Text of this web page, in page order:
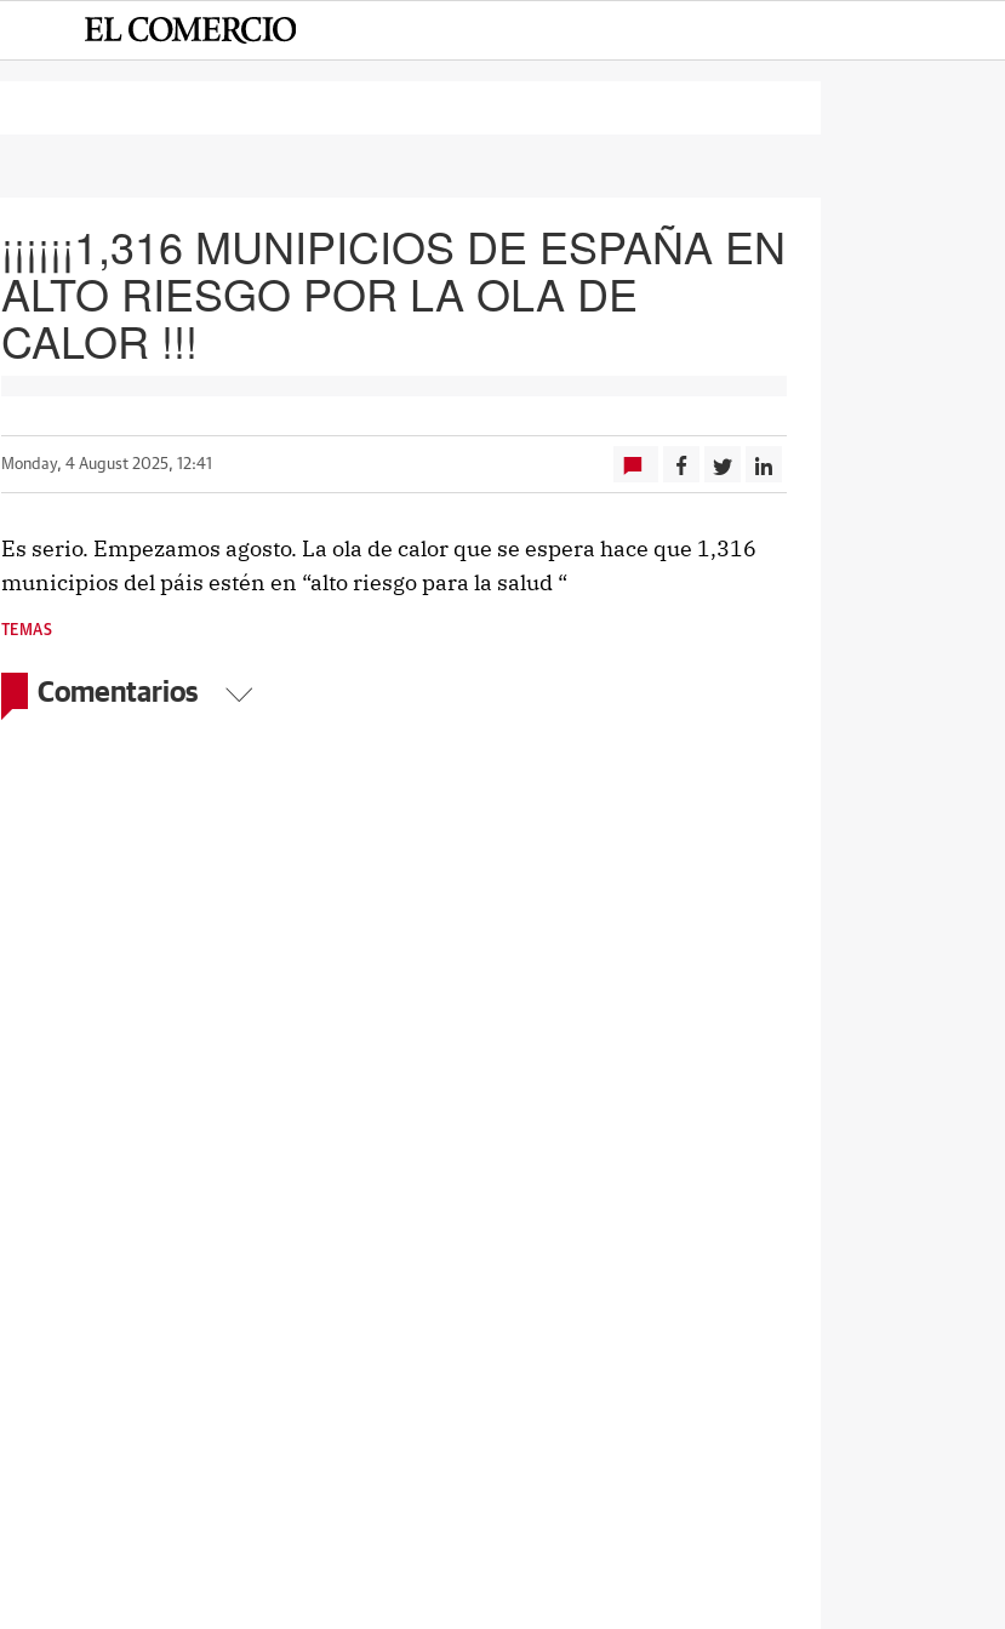
¡¡¡¡¡¡1,316 MUNIPICIOS DE ESPAÑA EN
ALTO RIESGO POR LA OLA DE
CALOR !!!
Monday, 4 August 2025, 12:41
Es serio. Empezamos agosto. La ola de calor que se espera hace que 1,316
municipios del páis estén en “alto riesgo para la salud “
TEMAS
Comentarios